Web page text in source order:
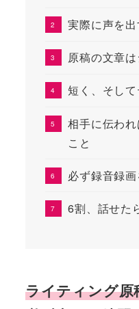
実際に声を
原稿の文章
短く、そして
相手に伝わ
こと
必ず録音録
6割、話せた
ライティング